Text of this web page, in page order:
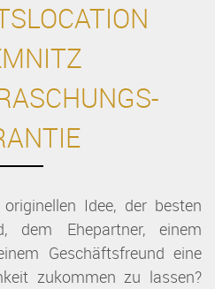
Idee, der besten
dem Ehepartner, einem
Geschäftsfreund eine
zukommen zu lassen?